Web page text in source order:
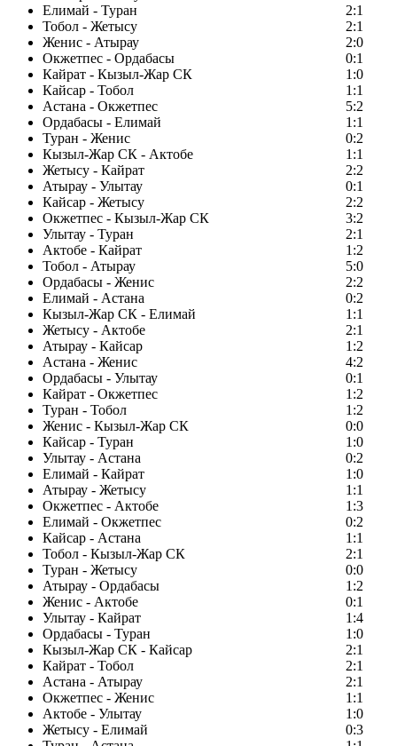
Елимай - Туран
2:1
Тобол - Жетысу
2:1
Женис - Атырау
2:0
Окжетпес - Ордабасы
0:1
Кайрат - Кызыл-Жар СК
1:0
Кайсар - Тобол
1:1
Астана - Окжетпес
5:2
Ордабасы - Елимай
1:1
Туран - Женис
0:2
Кызыл-Жар СК - Актобе
1:1
Жетысу - Кайрат
2:2
Атырау - Улытау
0:1
Кайсар - Жетысу
2:2
Окжетпес - Кызыл-Жар СК
3:2
Улытау - Туран
2:1
Актобе - Кайрат
1:2
Тобол - Атырау
5:0
Ордабасы - Женис
2:2
Елимай - Астана
0:2
Кызыл-Жар СК - Елимай
1:1
Жетысу - Актобе
2:1
Атырау - Кайсар
1:2
Астана - Женис
4:2
Ордабасы - Улытау
0:1
Кайрат - Окжетпес
1:2
Туран - Тобол
1:2
Женис - Кызыл-Жар СК
0:0
Кайсар - Туран
1:0
Улытау - Астана
0:2
Елимай - Кайрат
1:0
Атырау - Жетысу
1:1
Окжетпес - Актобе
1:3
Елимай - Окжетпес
0:2
Кайсар - Астана
1:1
Тобол - Кызыл-Жар СК
2:1
Туран - Жетысу
0:0
Атырау - Ордабасы
1:2
Женис - Актобе
0:1
Улытау - Кайрат
1:4
Ордабасы - Туран
1:0
Кызыл-Жар СК - Кайсар
2:1
Кайрат - Тобол
2:1
Астана - Атырау
2:1
Окжетпес - Женис
1:1
Актобе - Улытау
1:0
Жетысу - Елимай
0:3